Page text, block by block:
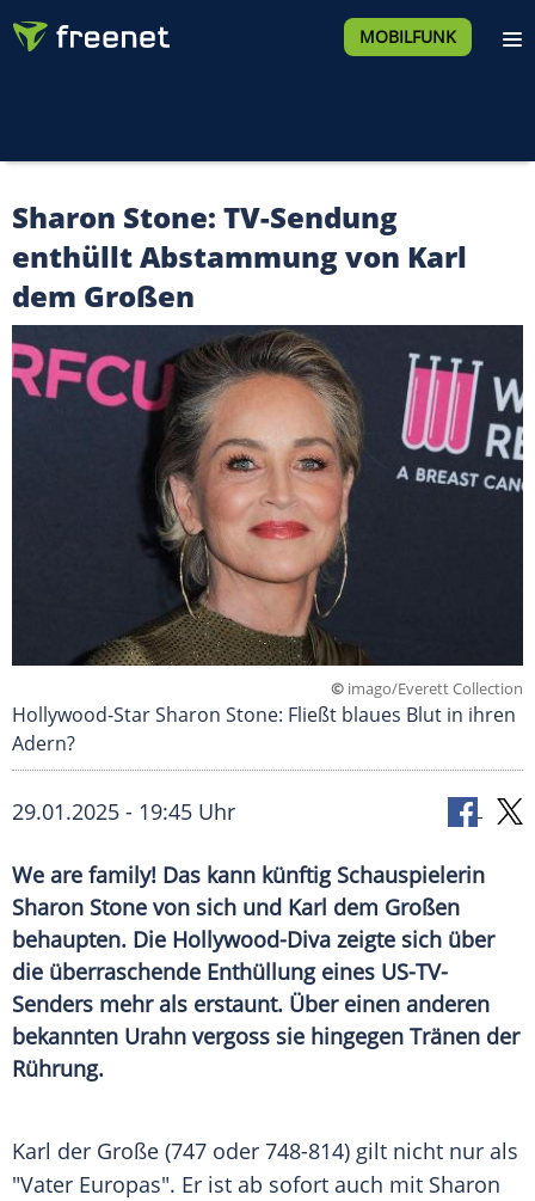
MOBILFUNK
Sharon Stone: TV-Sendung
enthüllt Abstammung von Karl
dem Großen
© imago/Everett Collection
Hollywood-Star Sharon Stone: Fließt blaues Blut in ihren
Adern?
29.01.2025 - 19:45 Uhr
We are family! Das kann künftig Schauspielerin
Sharon Stone von sich und Karl dem Großen
behaupten. Die Hollywood-Diva zeigte sich über
die überraschende Enthüllung eines US-TV-
Senders mehr als erstaunt. Über einen anderen
bekannten Urahn vergoss sie hingegen Tränen der
Rührung.
Karl der Große (747 oder 748-814) gilt nicht nur als
"Vater Europas". Er ist ab sofort auch mit Sharon